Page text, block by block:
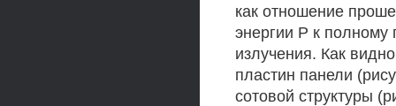
как отношение
энергии Р к полному
излучения. Как
пластин панели
сотовой структуры